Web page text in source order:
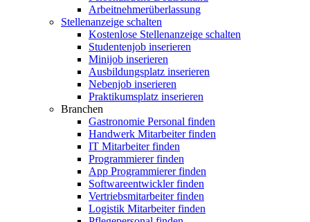
Arbeitnehmerüberlassung
Stellenanzeige schalten
Kostenlose Stellenanzeige schalten
Studentenjob inserieren
Minijob inserieren
Ausbildungsplatz inserieren
Nebenjob inserieren
Praktikumsplatz inserieren
Branchen
Gastronomie Personal finden
Handwerk Mitarbeiter finden
IT Mitarbeiter finden
Programmierer finden
App Programmierer finden
Softwareentwickler finden
Vertriebsmitarbeiter finden
Logistik Mitarbeiter finden